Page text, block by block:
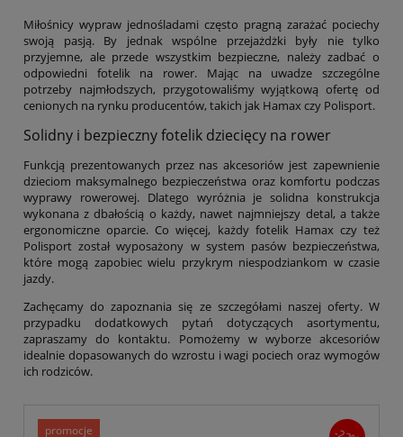
Miłośnicy wypraw jednośladami często pragną zarażać pociechy
swoją pasją. By jednak wspólne przejażdżki były nie tylko
przyjemne, ale przede wszystkim bezpieczne, należy zadbać o
odpowiedni fotelik na rower. Mając na uwadze szczególne
potrzeby najmłodszych, przygotowaliśmy wyjątkową ofertę od
cenionych na rynku producentów, takich jak Hamax czy Polisport.
Solidny i bezpieczny fotelik dziecięcy na rower
Funkcją prezentowanych przez nas akcesoriów jest zapewnienie
dzieciom maksymalnego bezpieczeństwa oraz komfortu podczas
wyprawy rowerowej. Dlatego wyróżnia je solidna konstrukcja
wykonana z dbałością o każdy, nawet najmniejszy detal, a także
ergonomiczne oparcie. Co więcej, każdy fotelik Hamax czy też
Polisport został wyposażony w system pasów bezpieczeństwa,
które mogą zapobiec wielu przykrym niespodziankom w czasie
jazdy.
Zachęcamy do zapoznania się ze szczegółami naszej oferty. W
przypadku dodatkowych pytań dotyczących asortymentu,
zapraszamy do kontaktu. Pomożemy w wyborze akcesoriów
idealnie dopasowanych do wzrostu i wagi pociech oraz wymogów
ich rodziców.
promocje